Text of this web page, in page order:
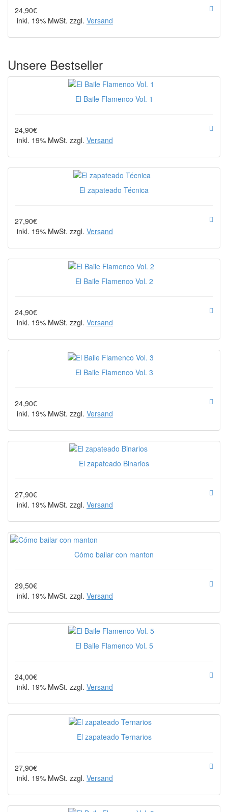
24,90€
inkl. 19% MwSt. zzgl. Versand
Unsere Bestseller
El Baile Flamenco Vol. 1
24,90€
inkl. 19% MwSt. zzgl. Versand
El zapateado Técnica
27,90€
inkl. 19% MwSt. zzgl. Versand
El Baile Flamenco Vol. 2
24,90€
inkl. 19% MwSt. zzgl. Versand
El Baile Flamenco Vol. 3
24,90€
inkl. 19% MwSt. zzgl. Versand
El zapateado Binarios
27,90€
inkl. 19% MwSt. zzgl. Versand
Cómo bailar con manton
29,50€
inkl. 19% MwSt. zzgl. Versand
El Baile Flamenco Vol. 5
24,00€
inkl. 19% MwSt. zzgl. Versand
El zapateado Ternarios
27,90€
inkl. 19% MwSt. zzgl. Versand